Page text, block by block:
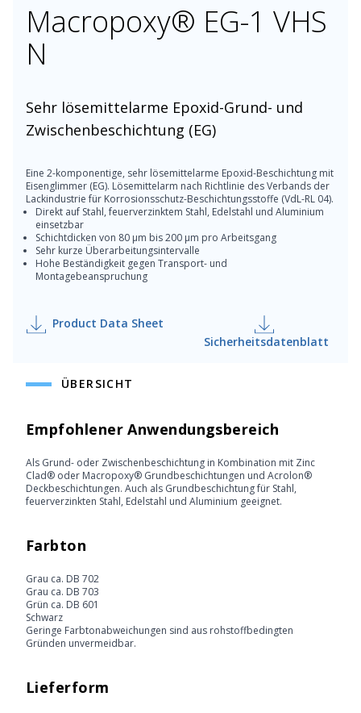
Macropoxy® EG-1 VHS
N
Sehr lösemittelarme Epoxid-Grund- und
Zwischenbeschichtung (EG)
Eine 2-komponentige, sehr lösemittelarme Epoxid-Beschichtung mit
Eisenglimmer (EG). Lösemittelarm nach Richtlinie des Verbands der
Lackindustrie für Korrosionsschutz-Beschichtungsstoffe (VdL-RL 04).
Direkt auf Stahl, feuerverzinktem Stahl, Edelstahl und Aluminium
einsetzbar
Schichtdicken von 80 μm bis 200 μm pro Arbeitsgang
Sehr kurze Überarbeitungsintervalle
Hohe Beständigkeit gegen Transport- und
Montagebeanspruchung
Product Data Sheet
Sicherheitsdatenblatt
ÜBERSICHT
Empfohlener Anwendungsbereich
Als Grund- oder Zwischenbeschichtung in Kombination mit Zinc
Clad® oder Macropoxy® Grundbeschichtungen und Acrolon®
Deckbeschichtungen. Auch als Grundbeschichtung für Stahl,
feuerverzinkten Stahl, Edelstahl und Aluminium geeignet.
Farbton
Grau ca. DB 702
Grau ca. DB 703
Grün ca. DB 601
Schwarz
Geringe Farbtonabweichungen sind aus rohstoffbedingten
Gründen unvermeidbar.
Lieferform